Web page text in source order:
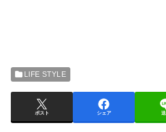
LIFE STYLE
ポスト シェア